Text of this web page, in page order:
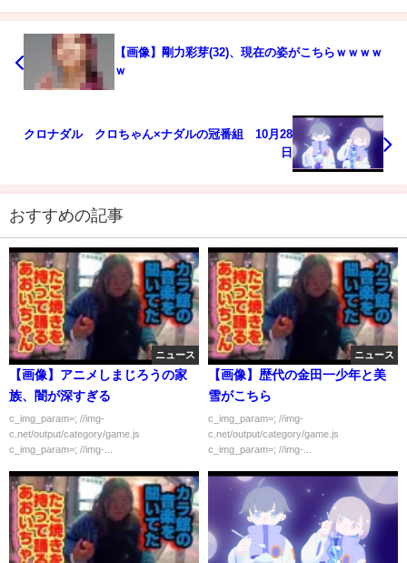
【画像】剛力彩芽(32)、現在の姿がこちらｗｗｗｗ
ｗ
クロナダル クロちゃん×ナダルの冠番組 10月28
日
おすすめの記事
ニュース
【画像】アニメしまじろうの家
族、闇が深すぎる
c_img_param=; //img-
c.net/output/category/game.js
c_img_param=; //img-...
ニュース
【画像】歴代の金田一少年と美
雪がこちら
c_img_param=; //img-
c.net/output/category/game.js
c_img_param=; //img-...